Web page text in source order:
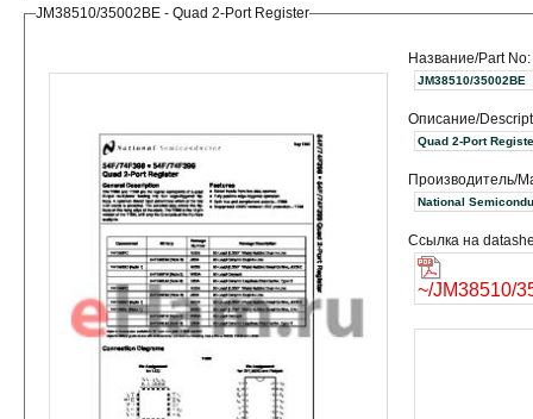
JM38510/35002BE - Quad 2-Port Register
Название/Part No:
JM38510/35002BE
Описание/
Quad 2-Port
Производитель/
Ссылка на
~/JM38510/